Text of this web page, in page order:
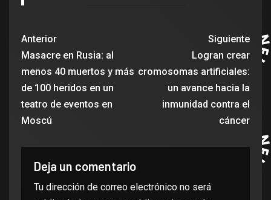
Anterior
Masacre en Rusia: al
menos 40 muertos y más
de 100 heridos en un
teatro de eventos en
Moscú
Siguiente
Logran crear
cromosomas artificiales:
un avance hacia la
inmunidad contra el
cáncer
Deja un comentario
Tu dirección de correo electrónico no será